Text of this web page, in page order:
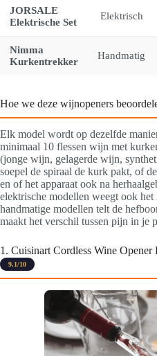
JORSALE
Elektrische Set
Elektrisch
Nimma
Kurkentrekker
Handmatig
Hoe we deze wijnopeners
Elk model wordt op dezelfde
minimaal 10 flessen wijn met
(jonge wijn, gelagerde wijn,
soepel de spiraal de kurk pakt, of
en of het apparaat ook na
elektrische modellen weegt ook
handmatige modellen telt de
maakt het verschil tussen pijn in je
1. Cuisinart Cordless Wine
9.1/10